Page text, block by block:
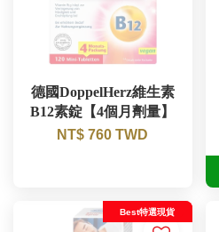
德國DoppelHerz維生素
B12素錠【4個月劑量】
NT$ 760 TWD
Best特選現貨